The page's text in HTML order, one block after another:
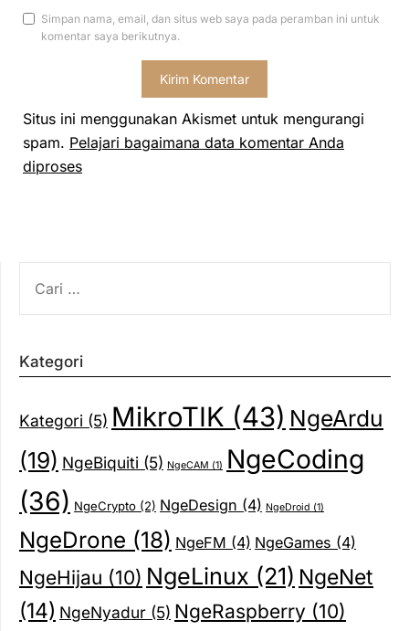
Simpan nama, email, dan situs web saya pada peramban ini untuk
komentar saya berikutnya.
Situs ini menggunakan Akismet untuk mengurangi
spam. Pelajari bagaimana data komentar Anda
diproses
UNTUK:
Kategori
Kategori (5) MikroTIK (43) NgeArdu
(19) NgeBiquiti (5) NgeCAM (1) NgeCoding
(36) NgeCrypto (2) NgeDesign (4) NgeDroid (1)
NgeDrone (18) NgeFM (4) NgeGames (4)
NgeHijau (10) NgeLinux (21) NgeNet
(14) NgeNyadur (5) NgeRaspberry (10)